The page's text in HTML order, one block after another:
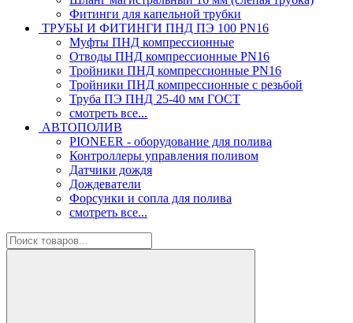
Фитинги для капельной трубки
ТРУБЫ И ФИТИНГИ ПНД ПЭ 100 PN16
Муфты ПНД компрессионные
Отводы ПНД компрессионные PN16
Тройники ПНД компрессионные PN16
Тройники ПНД компрессионные с резьбой
Труба ПЭ ПНД 25-40 мм ГОСТ
смотреть все...
АВТОПОЛИВ
PIONEER - оборудование для полива
Контроллеры управления поливом
Датчики дождя
Дождеватели
Форсунки и сопла для полива
смотреть все...